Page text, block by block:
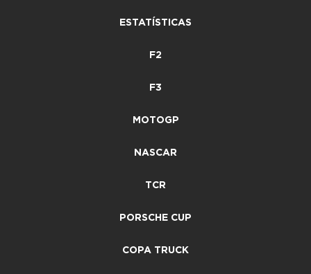
ESTATÍSTICAS
F2
F3
MOTOGP
NASCAR
TCR
PORSCHE CUP
COPA TRUCK